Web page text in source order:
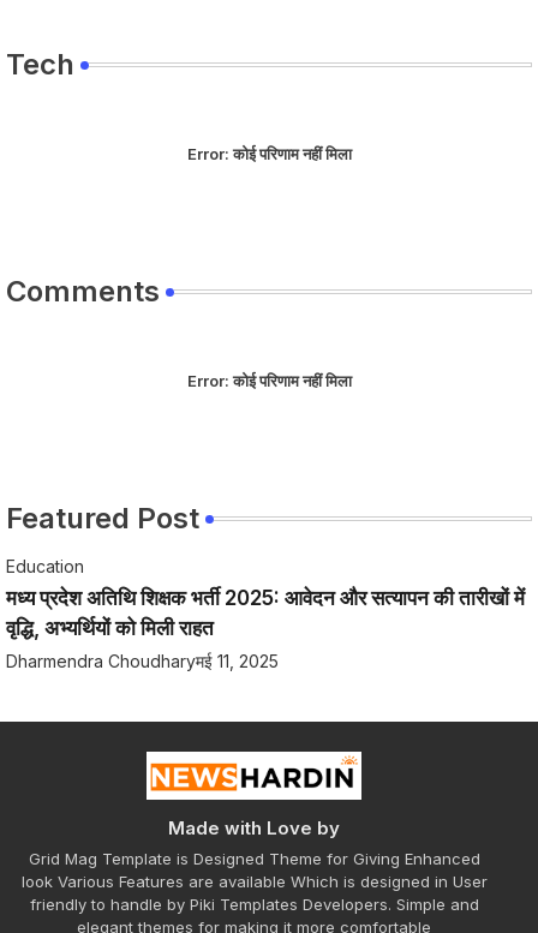
Tech
Error:कोई परिणाम नहीं मिला
Comments
Error:कोई परिणाम नहीं मिला
Featured Post
Education
मध्य प्रदेश अतिथि शिक्षक भर्ती 2025: आवेदन और सत्यापन की तारीखों में
वृद्धि, अभ्यर्थियों को मिली राहत
Dharmendra Choudharyमई 11, 2025
Made with Love by
Grid Mag Template is Designed Theme for Giving Enhanced
look Various Features are available Which is designed in User
friendly to handle by Piki Templates Developers. Simple and
elegant themes for making it more comfortable